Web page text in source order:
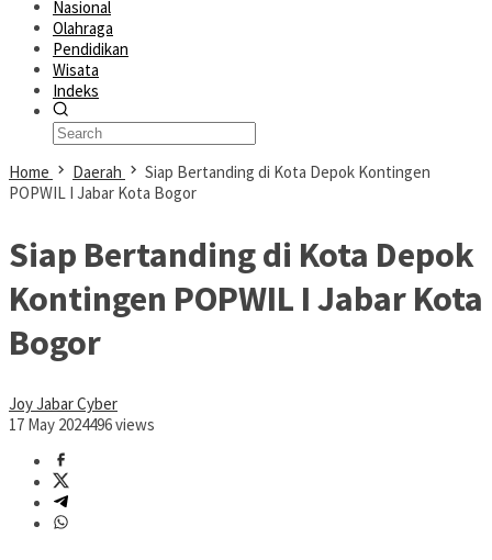
Nasional
Olahraga
Pendidikan
Wisata
Indeks
Home Daerah
Siap Bertanding di Kota Depok Kontingen
POPWIL I Jabar Kota Bogor
Siap Bertanding di Kota Depok
Kontingen POPWIL I Jabar Kota
Bogor
Joy Jabar Cyber
17 May 2024496 views